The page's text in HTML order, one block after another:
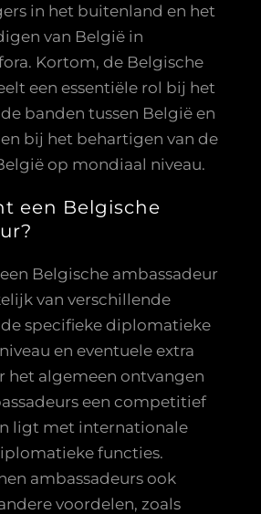
in het buitenland en het
van België in
Kortom, de Belgische
een essentiële rol bij het
banden tussen België en
bij het behartigen van de
op mondiaal niveau.
een Belgische
Belgische ambassadeur
van verschillende
specifieke diplomatieke
en eventuele extra
het algemeen ontvangen
een competitief
ligt met internationale
functies.
ambassadeurs ook
voordelen, zoals